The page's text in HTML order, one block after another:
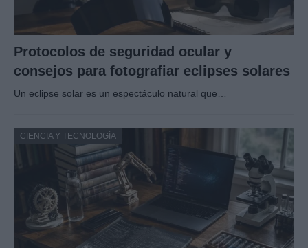
Protocolos de seguridad ocular y
consejos para fotografiar eclipses solares
Un eclipse solar es un espectáculo natural que…
CIENCIA Y TECNOLOGÍA